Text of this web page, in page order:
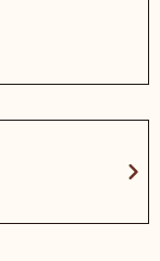
chevron_right